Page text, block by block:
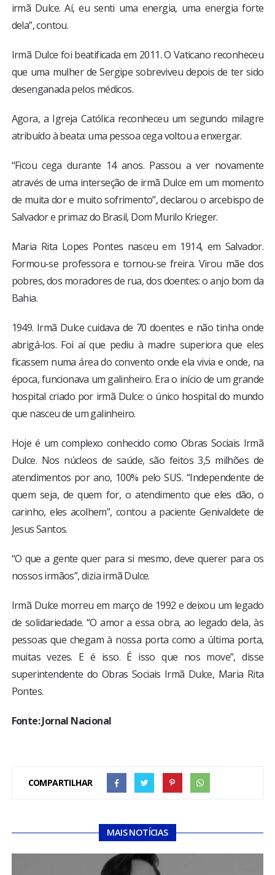
COLUNISTAS
irmã Dulce. Aí, eu senti uma energia, uma energia forte
dela”, contou.
Irmã Dulce foi beatificada em 2011. O Vaticano reconheceu
que uma mulher de Sergipe sobreviveu depois de ter sido
desenganada pelos médicos.
Agora, a Igreja Católica reconheceu um segundo milagre
atribuído à beata: uma pessoa cega voltou a enxergar.
“Ficou cega durante 14 anos. Passou a ver novamente
através de uma interseção de irmã Dulce em um momento
de muita dor e muito sofrimento”, declarou o arcebispo de
Salvador e primaz do Brasil, Dom Murilo Krieger.
Maria Rita Lopes Pontes nasceu em 1914, em Salvador.
Formou-se professora e tornou-se freira. Virou mãe dos
pobres, dos moradores de rua, dos doentes: o anjo bom da
Bahia.
1949. Irmã Dulce cuidava de 70 doentes e não tinha onde
abrigá-los. Foi aí que pediu à madre superiora que eles
ficassem numa área do convento onde ela vivia e onde, na
época, funcionava um galinheiro. Era o início de um grande
hospital criado por irmã Dulce: o único hospital do mundo
que nasceu de um galinheiro.
Hoje é um complexo conhecido como Obras Sociais Irmã
Dulce. Nos núcleos de saúde, são feitos 3,5 milhões de
atendimentos por ano, 100% pelo SUS. “Independente de
quem seja, de quem for, o atendimento que eles dão, o
carinho, eles acolhem”, contou a paciente Genivaldete de
Jesus Santos.
“O que a gente quer para si mesmo, deve querer para os
nossos irmãos”, dizia irmã Dulce.
Irmã Dulce morreu em março de 1992 e deixou um legado
de solidariedade. “O amor a essa obra, ao legado dela, às
pessoas que chegam à nossa porta como a última porta,
muitas vezes. E é isso. É isso que nos move”, disse
superintendente do Obras Sociais Irmã Dulce, Maria Rita
Pontes.
Fonte: Jornal Nacional
COMPARTILHAR
MAIS NOTÍCIAS